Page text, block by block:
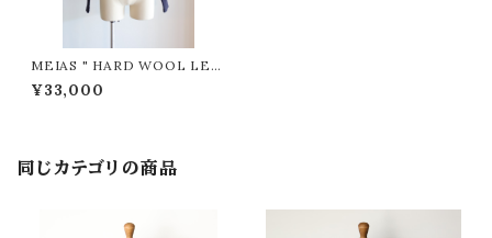
MEIAS " HARD WOOL LET
TERD V NECK PULL OVER
(Navy )"
¥33,000
同じカテゴリの商品